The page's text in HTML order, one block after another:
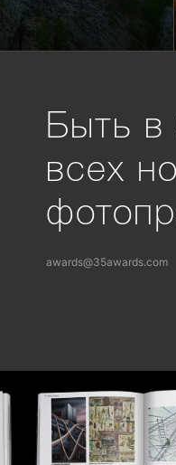
Быть в
всех
awards@35awards.com